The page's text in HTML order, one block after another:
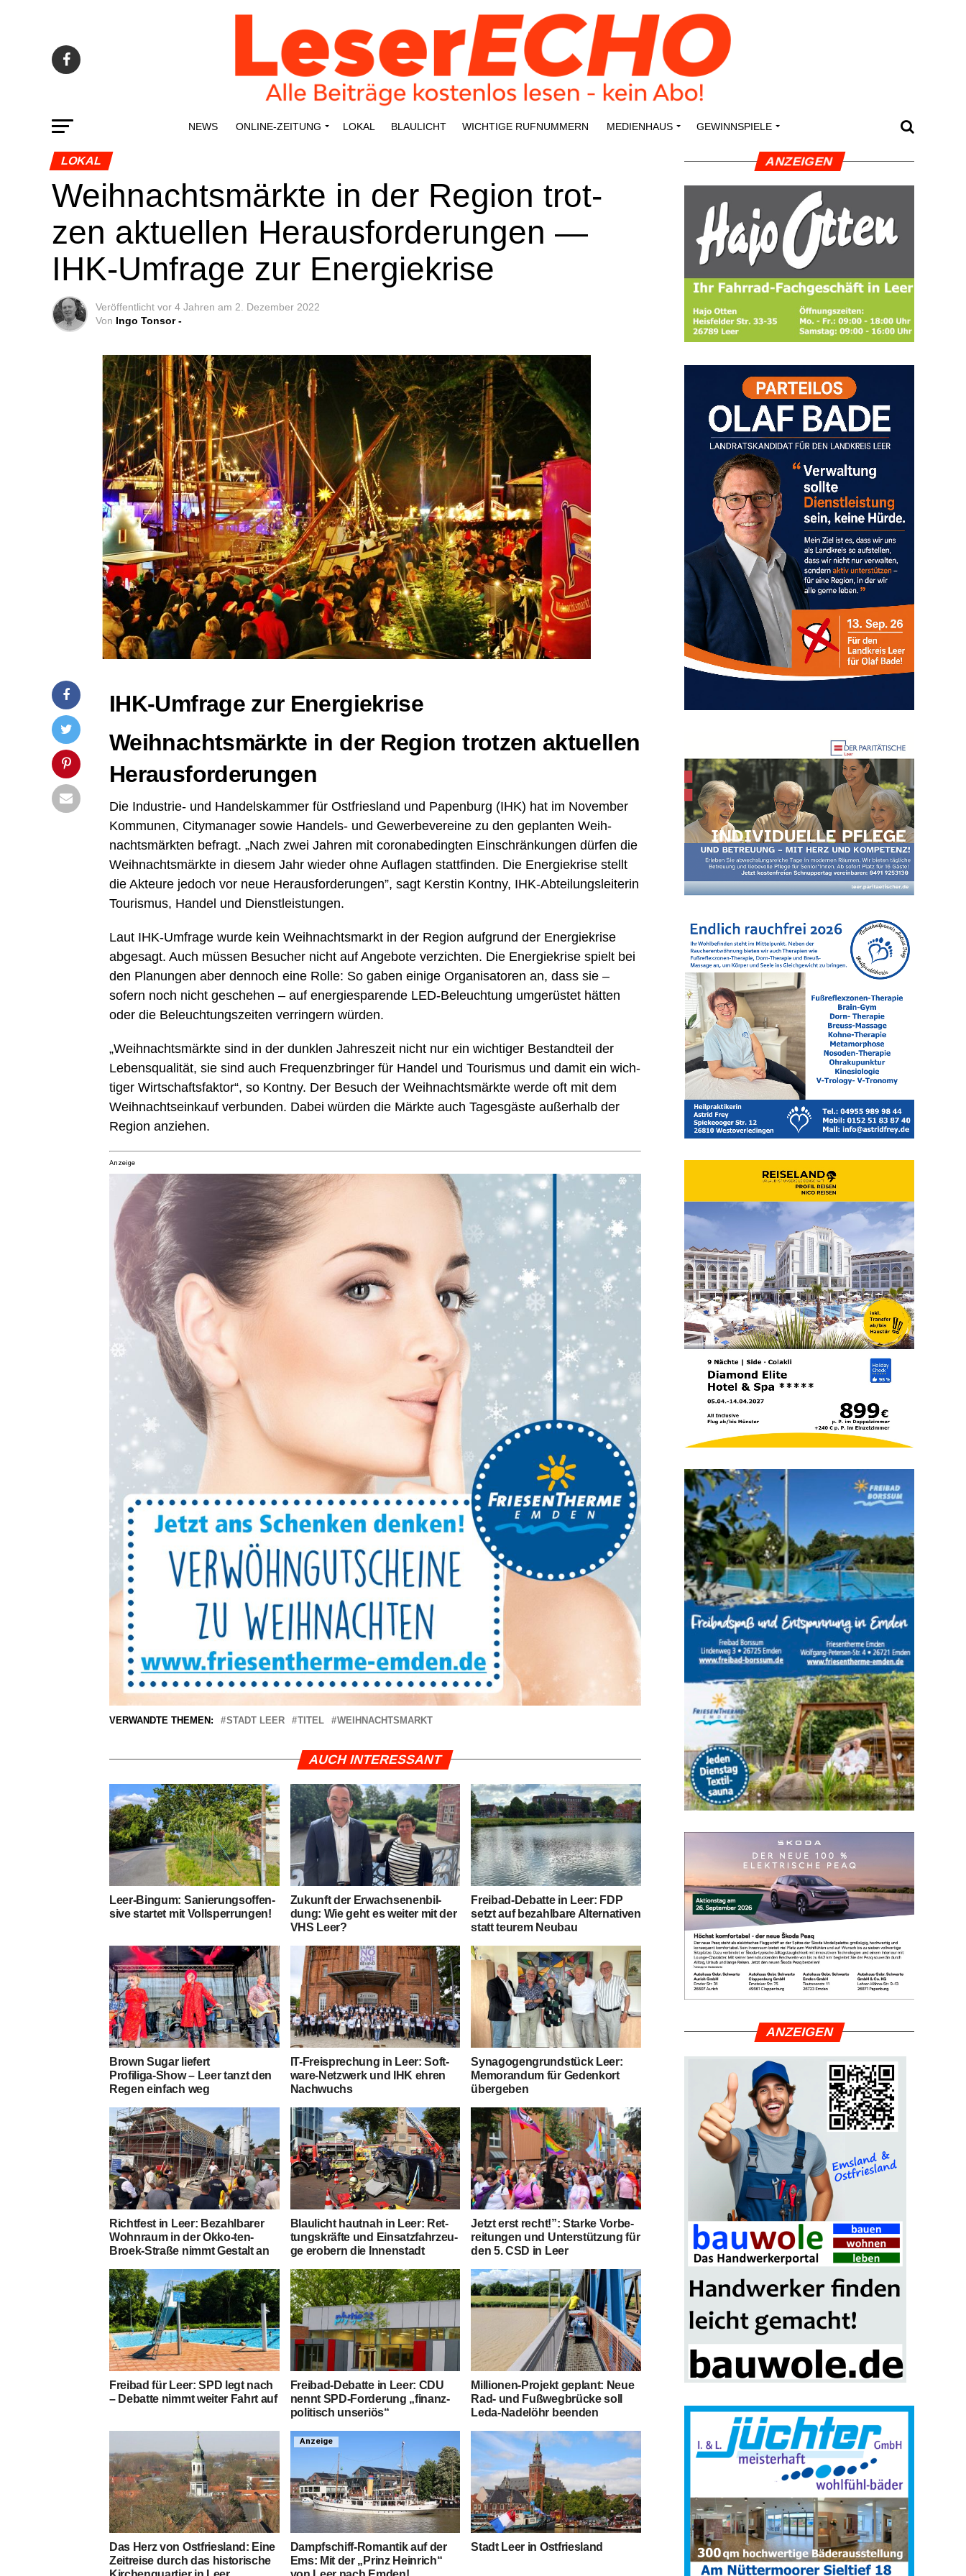
NEWS ONLINE-ZEI­­TUNG LOKAL BLAU­LICHT WICH­TI­GE RUFNUMMERN MEDI­EN­HAUS GEWINN­SPIE­LE
LOKAL
Weih­nachts­märk­te in der Regi­on trot­
zen aktu­el­len Her­aus­for­de­run­gen —
IHK-Umfra­ge zur Energiekrise
Veröffentlicht vor 4 Jahren am 2. Dezember 2022
Von Ingo Tonsor -
IHK-Umfra­ge zur Energiekrise
Weih­nachts­märk­te in der Regi­on trot­zen aktu­el­len
Herausforderungen
Die Indus­trie- und Han­dels­kam­mer für Ost­fries­land und Papen­burg (IHK) hat im Novem­ber
Kom­mu­nen, City­ma­na­ger sowie Han­dels- und Gewer­be­ver­ei­ne zu den geplan­ten Weih­
nachts­märk­ten befragt. „Nach zwei Jah­ren mit coro­nabe­ding­ten Ein­schrän­kun­gen dür­fen die
Weih­nachts­märk­te in die­sem Jahr wie­der ohne Auf­la­gen statt­fin­den. Die Ener­gie­kri­se stellt
die Akteu­re jedoch vor neue Her­aus­for­de­run­gen”, sagt Kers­tin Kont­ny, IHK-Abtei­lungs­lei­te­rin
Tou­ris­mus, Han­del und Dienstleistungen.
Laut IHK-Umfra­ge wur­de kein Weih­nachts­markt in der Regi­on auf­grund der Ener­gie­kri­se
abge­sagt. Auch müs­sen Besu­cher nicht auf Ange­bo­te ver­zich­ten. Die Ener­gie­kri­se spielt bei
den Pla­nun­gen aber den­noch eine Rol­le: So gaben eini­ge Orga­ni­sa­to­ren an, dass sie –
sofern noch nicht gesche­hen – auf ener­gie­spa­ren­de LED-Beleuch­tung umge­rüs­tet hät­ten
oder die Beleuch­tungs­zei­ten ver­rin­gern würden.
„Weih­nachts­märk­te sind in der dunk­len Jah­res­zeit nicht nur ein wich­ti­ger Bestand­teil der
Lebens­qua­li­tät, sie sind auch Fre­quenz­brin­ger für Han­del und Tou­ris­mus und damit ein wich­
ti­ger Wirt­schafts­fak­tor“, so Kont­ny. Der Besuch der Weih­nachts­märk­te wer­de oft mit dem
Weih­nachts­ein­kauf ver­bun­den. Dabei wür­den die Märk­te auch Tages­gäs­te außer­halb der
Regi­on anziehen.
Anzeige
VERWANDTE THEMEN: STADT LEER TITEL WEIHNACHTSMARKT
AUCH INTERESSANT
Leer-Bin­gum: Sanie­rungs­of­fen­
si­ve star­tet mit Vollsperrungen!
Zukunft der Erwach­se­nen­bil­
dung: Wie geht es wei­ter mit der
VHS Leer?
Frei­bad-Debat­te in Leer: FDP
setzt auf bezahl­ba­re Alter­na­ti­ven
statt teu­rem Neubau
Brown Sugar lie­fert
Profiliga‑Show – Leer tanzt den
Regen ein­fach weg
IT-Frei­spre­chung in Leer: Soft­
ware-Netz­werk und IHK ehren
Nachwuchs
Syn­ago­gen­grund­stück Leer:
Memo­ran­dum für Gedenk­ort
übergeben
Richt­fest in Leer: Bezahl­ba­rer
Wohn­raum in der Okko-ten-
Broek-Stra­ße nimmt Gestalt an
Blau­licht haut­nah in Leer: Ret­
tungs­kräf­te und Ein­satz­fahr­zeu­
ge erobern die Innenstadt
Jetzt erst recht!”: Star­ke Vor­be­
rei­tun­gen und Unter­stüt­zung für
den 5. CSD in Leer
Frei­bad für Leer: SPD legt nach
– Debat­te nimmt wei­ter Fahrt auf
Frei­bad-Debat­te in Leer: CDU
nennt SPD-For­de­rung „finanz­
po­li­tisch unseriös“
Mil­lio­nen-Pro­jekt geplant: Neue
Rad- und Fuß­weg­brü­cke soll
Leda-Nadel­öhr beenden
Das Herz von Ost­fries­land: Eine
Zeit­rei­se durch das his­to­ri­sche
Anzeige
Dampf­schiff-Roman­tik auf der
Ems: Mit der „Prinz Hein­rich“
Stadt Leer in Ostfriesland
ANZEI­GEN
ANZEI­GEN